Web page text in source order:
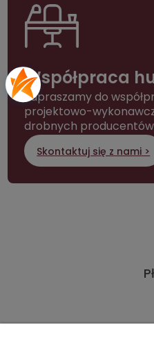
Współpraca
Zapraszamy do
projektowo-
drobnych
Skontaktuj się z nami >